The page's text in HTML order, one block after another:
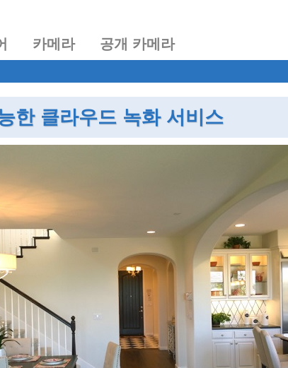
카메라 공개 카메라
한 클라우드 녹화 서비스